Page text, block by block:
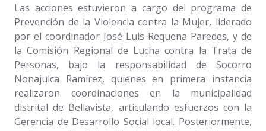
Las acciones estuvieron a cargo del programa de
Prevención de la Violencia contra la Mujer, liderado
por el coordinador José Luis Requena Paredes, y de
la Comisión Regional de Lucha contra la Trata de
Personas, bajo la responsabilidad de Socorro
Nonajulca Ramírez, quienes en primera instancia
realizaron coordinaciones en la municipalidad
distrital de Bellavista, articulando esfuerzos con la
Gerencia de Desarrollo Social local. Posteriormente,